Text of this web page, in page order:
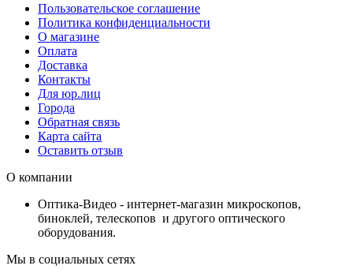
Пользовательское соглашение
Политика конфиденциальности
О магазине
Оплата
Доставка
Контакты
Для юр.лиц
Города
Обратная связь
Карта сайта
Оставить отзыв
О компании
Оптика-Видео - интернет-магазин микроскопов,
биноклей, телескопов и другого оптического
оборудования.
Мы в социальных сетях